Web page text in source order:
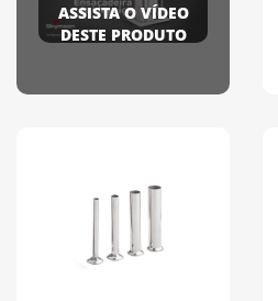
ASSISTA O VÍDEO
DESTE PRODUTO